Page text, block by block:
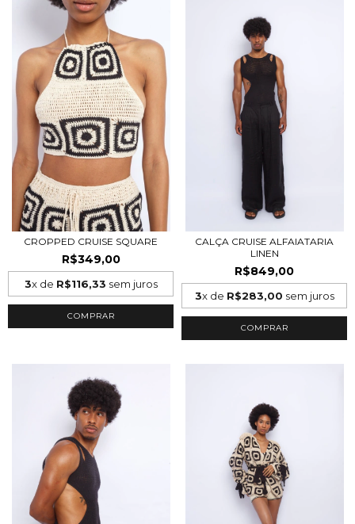
CROPPED CRUISE SQUARE
R$349,00
3x de R$116,33 sem juros
COMPRAR
CALÇA CRUISE ALFAIATARIA
LINEN
R$849,00
3x de R$283,00 sem juros
COMPRAR